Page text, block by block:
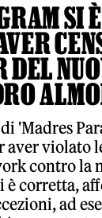
SI
DEL
'Madres
aver violato
contro la
è corretta,
ad